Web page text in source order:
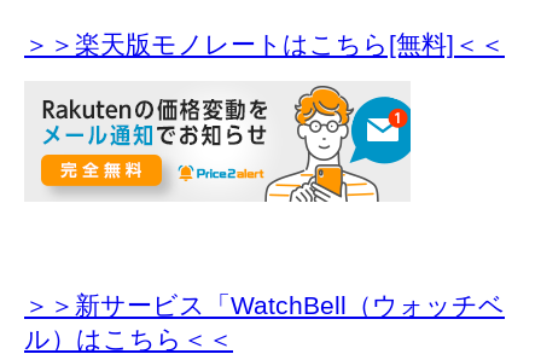
＞＞楽天版モノレートはこちら[無料]＜＜
＞＞新サービス「WatchBell（ウォッチベ
ル）はこちら＜＜